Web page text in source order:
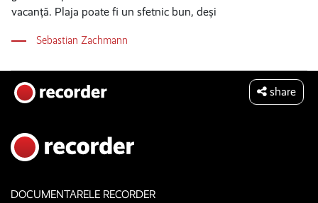
vacanță. Plaja poate fi un sfetnic bun, deși
Sebastian Zachmann
share
DOCUMENTARELE RECORDER